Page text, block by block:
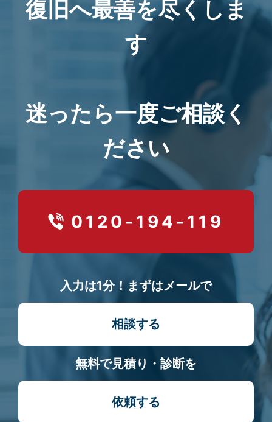
復旧へ最善を尽くしま
す
迷ったら一度ご相談く
ださい
0120-194-119
入力は1分！まずはメールで
相談する
無料で見積り・診断を
依頼する